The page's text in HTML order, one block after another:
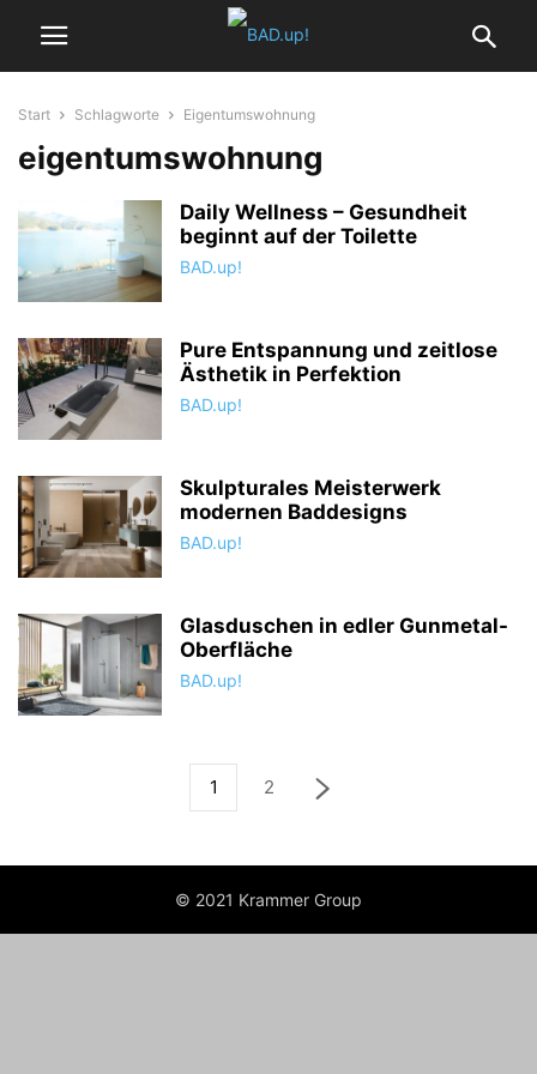
Start Schlagworte Eigentumswohnung
eigentumswohnung
Daily Wellness – Gesundheit
beginnt auf der Toilette
BAD.up!
Pure Entspannung und zeitlose
Ästhetik in Perfektion
BAD.up!
Skulpturales Meisterwerk
modernen Baddesigns
BAD.up!
Glasduschen in edler Gunmetal-
Oberfläche
BAD.up!
1 2
© 2021 Krammer Group